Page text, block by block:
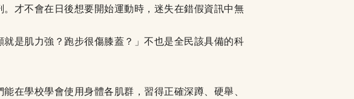
才不會在日後想要開始運動時，迷失在錯假資訊中無
是肌力強？跑步很傷膝蓋？」不也是全民該具備的科
在學校學會使用身體各肌群，習得正確深蹲、硬舉、